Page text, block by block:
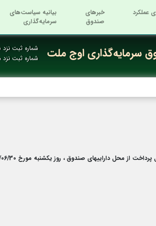
عملکرد
خبرهای
صندوق
بیانیه سیاست‌های
سرمایه‌گذاری
سرمایه‌گذاری اوج ملت شماره ثبت نزد
شماره ثبت
مورخ 1404/06/30 ساعت 8 در محل شرکت تامین سرمایه بانک ملت برگزار می گردد.